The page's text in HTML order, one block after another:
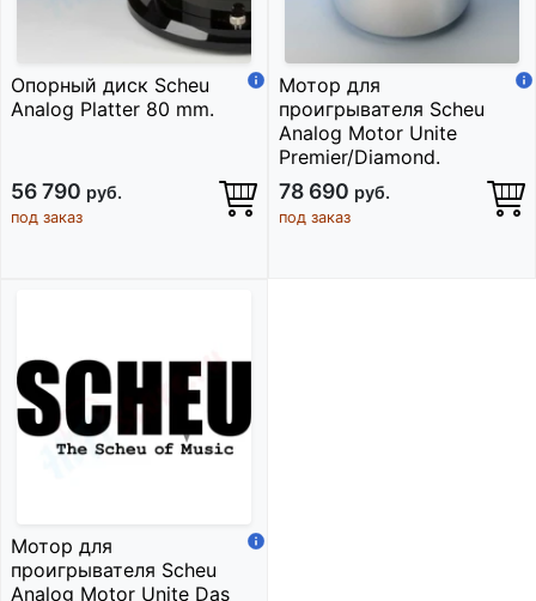
Опорный диск Scheu
Analog Platter 80 mm.
56 790 руб.
под заказ
Мотор для
проигрывателя Scheu
Analog Motor Unite
Premier/Diamond.
78 690 руб.
под заказ
Мотор для
проигрывателя Scheu
Analog Motor Unite Das